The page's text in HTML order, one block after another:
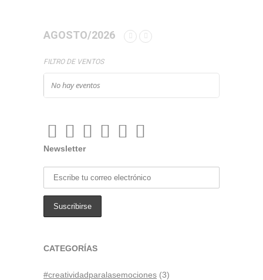
AGOSTO/2026
FILTRO DE VENTOS
No hay eventos
Newsletter
CATEGORÍAS
#creatividadparalasemociones (3)